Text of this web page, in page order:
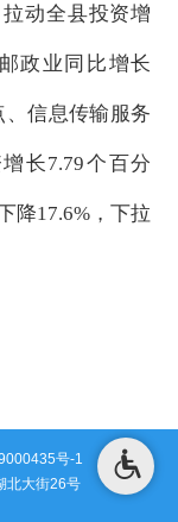
动全县投资增
政业同比增长
、信息传输服务
长7.79个百分
降17.6%，下拉
号-1
北大街26号